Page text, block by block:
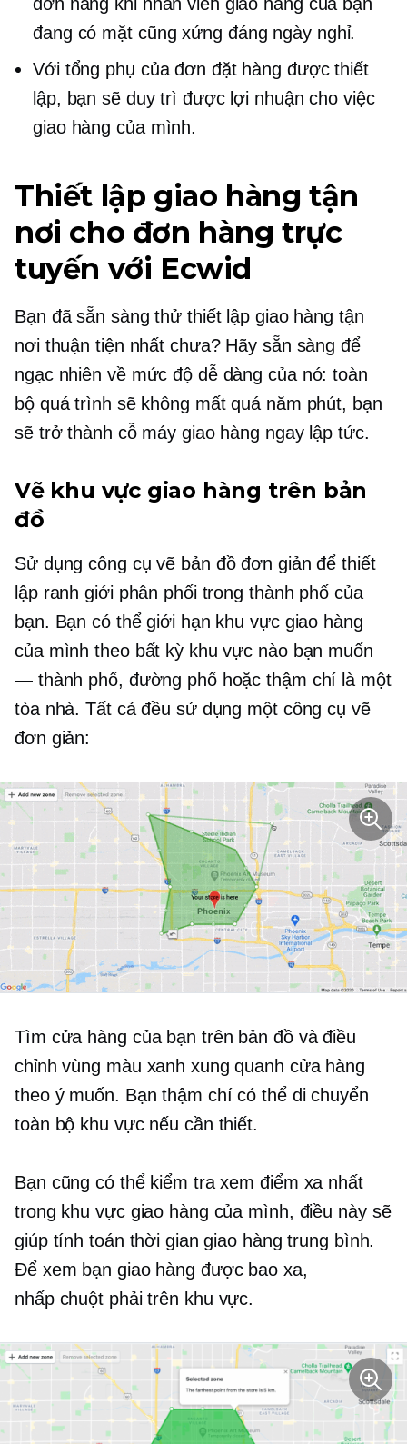
đang có mặt cũng xứng đáng ngày nghỉ.
Với tổng phụ của đơn đặt hàng được thiết
lập, bạn sẽ duy trì được lợi nhuận cho việc
giao hàng của mình.
Thiết lập giao hàng tận
nơi cho đơn hàng trực
tuyến với Ecwid
Bạn đã sẵn sàng thử thiết lập giao hàng tận
nơi thuận tiện nhất chưa? Hãy sẵn sàng để
ngạc nhiên về mức độ dễ dàng của nó: toàn
bộ quá trình sẽ không mất quá năm phút, bạn
sẽ trở thành cỗ máy giao hàng ngay lập tức.
Vẽ khu vực giao hàng trên bản
đồ
Sử dụng công cụ vẽ bản đồ đơn giản để thiết
lập ranh giới phân phối trong thành phố của
bạn. Bạn có thể giới hạn khu vực giao hàng
của mình theo bất kỳ khu vực nào bạn muốn
— thành phố, đường phố hoặc thậm chí là một
tòa nhà. Tất cả đều sử dụng một công cụ vẽ
đơn giản:
Tìm cửa hàng của bạn trên bản đồ và điều
chỉnh vùng màu xanh xung quanh cửa hàng
theo ý muốn. Bạn thậm chí có thể di chuyển
toàn bộ khu vực nếu cần thiết.
Bạn cũng có thể kiểm tra xem điểm xa nhất
trong khu vực giao hàng của mình, điều này sẽ
giúp tính toán thời gian giao hàng trung bình.
Để xem bạn giao hàng được bao xa,
nhấp chuột phảitrên khu vực.